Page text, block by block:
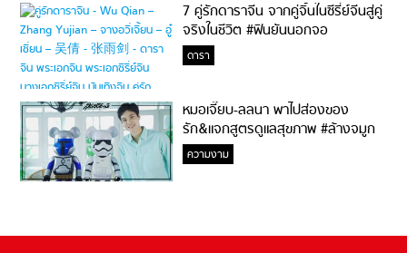
7 คู่รักดาราจีน จากคู่จิ้นในซีรี่ย์จีนสู่คู่
จริงในชีวิต #ฟินยันนอกจอ
ดารา
หมอเจี๊ยบ-ลลนา พาไปส่องของ
รัก&แจกสูตรดูแลสุขภาพ #ล้างจมูก
ไม่ยากจะสอนให้
ความงาม